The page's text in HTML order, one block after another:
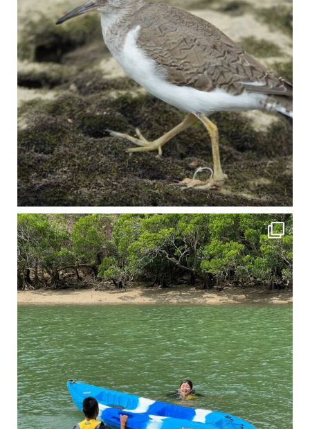
4月に入り、新人教育の為カヤックから落ちた際の救助の実技練習の風景です。 一人前の